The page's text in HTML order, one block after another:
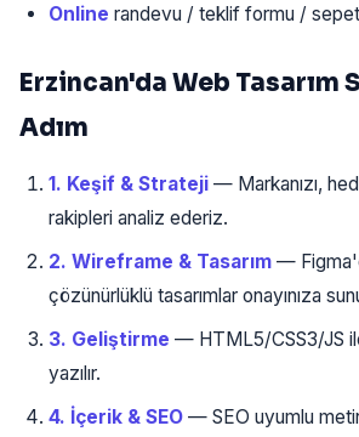
Online randevu / teklif formu /
Erzincan'da Web Tasarım
Adım
1. Keşif & Strateji — Markanızı,
rakipleri analiz ederiz.
2. Wireframe & Tasarım —
çözünürlüklü tasarımlar onayınıza
3. Geliştirme — HTML5/CSS3/JS
yazılır.
4. İçerik & SEO — SEO uyumlu